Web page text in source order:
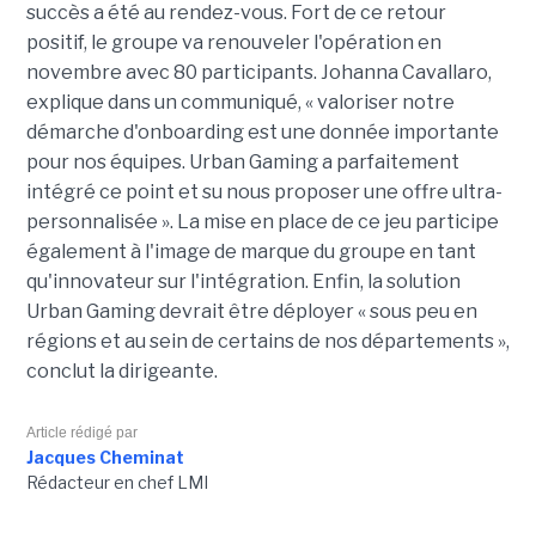
succès a été au rendez-vous. Fort de ce retour
positif, le groupe va renouveler l'opération en
novembre avec 80 participants. Johanna Cavallaro,
explique dans un communiqué, « valoriser notre
démarche d'onboarding est une donnée importante
pour nos équipes. Urban Gaming a parfaitement
intégré ce point et su nous proposer une offre ultra-
personnalisée ». La mise en place de ce jeu participe
également à l'image de marque du groupe en tant
qu'innovateur sur l'intégration. Enfin, la solution
Urban Gaming devrait être déployer « sous peu en
régions et au sein de certains de nos départements »,
conclut la dirigeante.
Article rédigé par
Jacques Cheminat
Rédacteur en chef LMI